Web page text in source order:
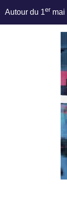
Autour du 1er mai